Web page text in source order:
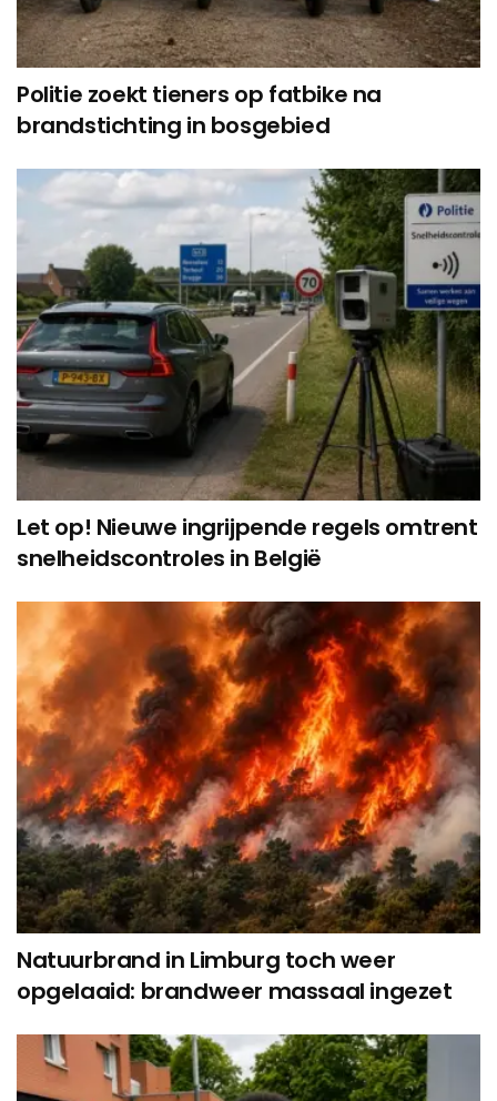
Politie zoekt tieners op fatbike na
brandstichting in bosgebied
Let op! Nieuwe ingrijpende regels omtrent
snelheidscontroles in België
Natuurbrand in Limburg toch weer
opgelaaid: brandweer massaal ingezet